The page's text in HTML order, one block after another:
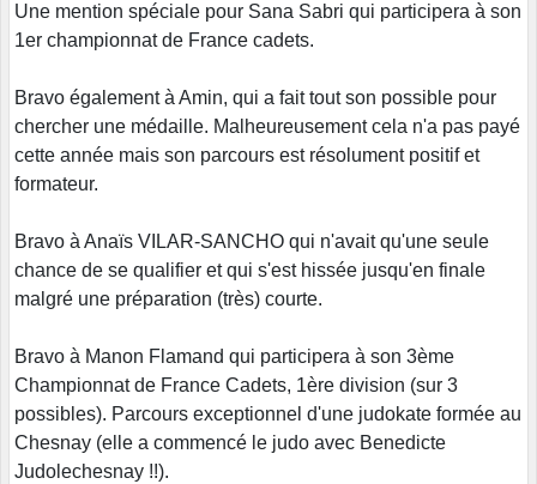
Une mention spéciale pour Sana Sabri qui participera à son
1er championnat de France cadets.
Bravo également à Amin, qui a fait tout son possible pour
chercher une médaille. Malheureusement cela n'a pas payé
cette année mais son parcours est résolument positif et
formateur.
Bravo à Anaïs VILAR-SANCHO qui n'avait qu'une seule
chance de se qualifier et qui s'est hissée jusqu'en finale
malgré une préparation (très) courte.
Bravo à Manon Flamand qui participera à son 3ème
Championnat de France Cadets, 1ère division (sur 3
possibles). Parcours exceptionnel d'une judokate formée au
Chesnay (elle a commencé le judo avec Benedicte
Judolechesnay !!).